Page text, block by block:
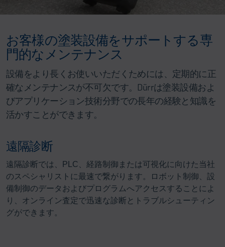
お客様の塗装設備をサポートする専
門的なメンテナンス
設備をより長くお使いいただくためには、定期的に正
確なメンテナンスが不可欠です。Dürrは塗装設備およ
びアプリケーション技術分野での長年の経験と知識を
活かすことができます。
遠隔診断
遠隔診断では、PLC、経路制御または可視化に向けた当社
のスペシャリストに最速で繋がります。ロボット制御、設
備制御のデータおよびプログラムへアクセスすることによ
り、オンライン査定で迅速な診断とトラブルシューティン
グができます。